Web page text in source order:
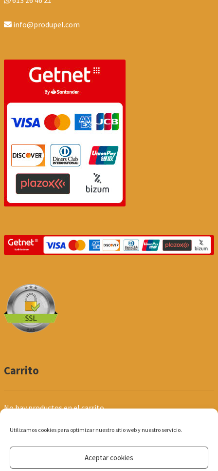
Utilizamos cookies para optimizar nuestro sitio web y nuestro servicio.
Aceptar cookies
info@produpel.com
Carrito
No hay productos en el carrito.